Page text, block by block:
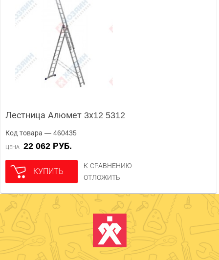
Лестница Алюмет 3х12 5312
Код товара — 460435
ЦЕНА 22 062 РУБ.
КУПИТЬ
К СРАВНЕНИЮ
ОТЛОЖИТЬ